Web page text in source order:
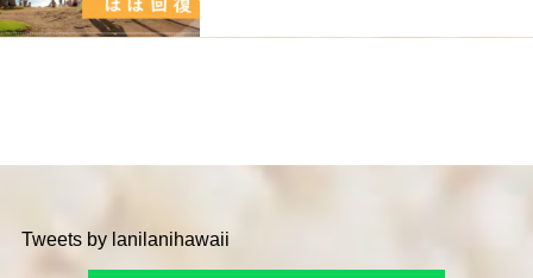
Tweets by lanilanihawaii